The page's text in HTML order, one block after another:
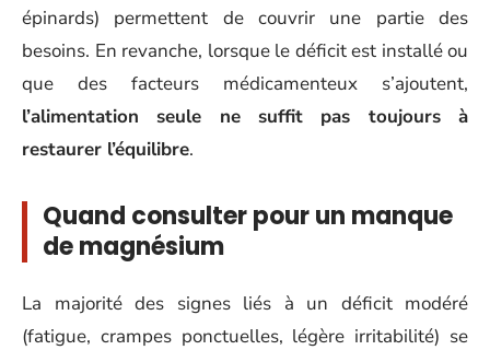
épinards) permettent de couvrir une partie des
besoins. En revanche, lorsque le déficit est installé ou
que des facteurs médicamenteux s’ajoutent,
l’alimentation seule ne suffit pas toujours à
restaurer l’équilibre.
Quand consulter pour un manque
de magnésium
La majorité des signes liés à un déficit modéré
(fatigue, crampes ponctuelles, légère irritabilité) se